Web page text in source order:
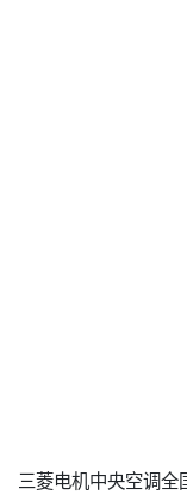
三菱电机中央空调全